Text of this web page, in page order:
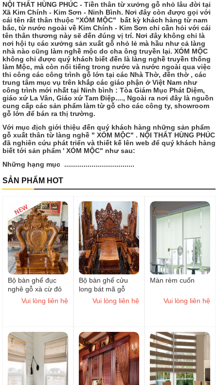
NỘI THẤT HÙNG PHÚC - Tiền thân từ xưởng gỗ nhỏ lâu đời tại
Xã Kim Chính - Kim Sơn - Ninh Bình. Nơi đây còn được gọi với
cái tên rất thân thuộc "XÓM MỘC" bất kỳ khách hàng từ nam
bắc, từ nước ngoài về Kim Chính - Kim Sơn chỉ cần hỏi với cái
tên thân thương này sẽ đến đúng vị trí. Nơi đây không chỉ là
nơi hội tụ các xưởng sản xuất gỗ nhỏ lẻ mà hầu như cả làng
nhà nào cũng làm nghề mộc do cha ông truyền lại. XÓM MỘC
không chỉ được quý khách biết đến là làng nghề truyền thống
làm Mộc, mà còn nổi tiếng trong nước và nước ngoài qua việc
thi công các công trình gỗ lớn tại các Nhà Thờ, đền thờ , các
trung tâm mục vụ trên khắp các giáo phận ở Việt Nam như
công trình mới nhất tại Ninh bình : Tòa Giám Mục Phát Diệm,
giáo xứ La Vân, Giáo xứ Tam Điệp...., Ngoài ra nơi đây là nguồn
cung cấp các sản phẩm làm từ gỗ cho các công ty, showroom
gỗ lớn để bán ra thị trường.
Với mục địch giới thiệu đến quý khách hàng những sản phẩm
gỗ xuất thân từ làng nghề " XÓM MỘC" . NỘI THẤT HÙNG PHÚC
đã nghiên cứu phát triển và thiết kế lên web để quý khách hàng
biết tới sản phẩm ' XÓM MỘC" như sau:
Những hạng mục ....................................
SẢN PHẨM HOT
Bộ bàn ghế đục
nghê gỗ xà cừ đỏ
Vui lòng liên hệ
Bộ bàn ghế cửu
long bát mã gỗ
hương đoản
Vui lòng liên hệ
Màn rèm cuốn
Vui lòng liên hệ